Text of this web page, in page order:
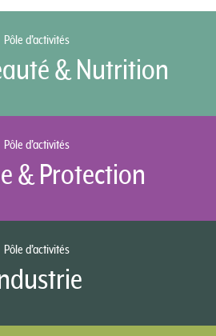
Pôle d’activités
& Nutrition
Pôle d’activités
& Protection
Pôle d’activités